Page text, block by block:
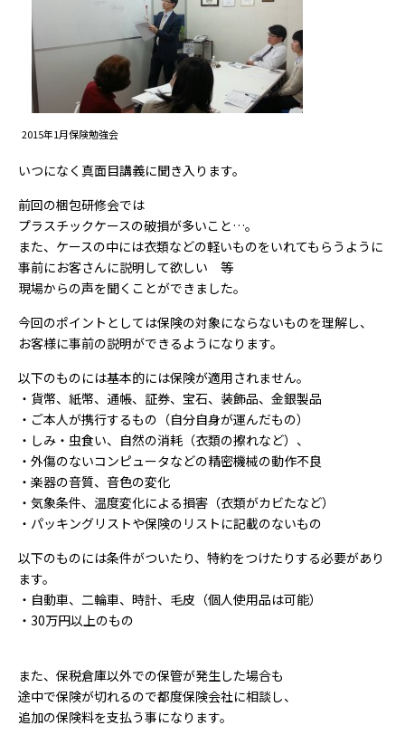
2015年1月保険勉強会
いつになく真面目講義に聞き入ります。
前回の梱包研修会では
プラスチックケースの破損が多いこと…。
また、ケースの中には衣類などの軽いものをいれてもらうように
事前にお客さんに説明して欲しい 等
現場からの声を聞くことができました。
今回のポイントとしては保険の対象にならないものを理解し、
お客様に事前の説明ができるようになります。
以下のものには基本的には保険が適用されません。
・貨幣、紙幣、通帳、証券、宝石、装飾品、金銀製品
・ご本人が携行するもの（自分自身が運んだもの）
・しみ・虫食い、自然の消耗（衣類の擦れなど）、
・外傷のないコンピュータなどの精密機械の動作不良
・楽器の音質、音色の変化
・気象条件、温度変化による損害（衣類がカビたなど）
・パッキングリストや保険のリストに記載のないもの
以下のものには条件がついたり、特約をつけたりする必要があり
ます。
・自動車、二輪車、時計、毛皮（個人使用品は可能）
・30万円以上のもの
また、保税倉庫以外での保管が発生した場合も
途中で保険が切れるので都度保険会社に相談し、
追加の保険料を支払う事になります。